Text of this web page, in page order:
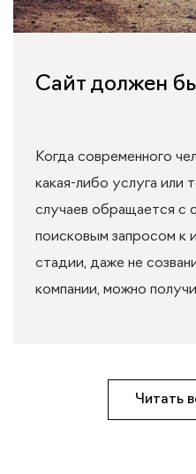
Сайт должен
Когда современного
какая-либо услуга или
случаев обращается с
поисковым запросом к
стадии, даже не
компании, можно
Читать